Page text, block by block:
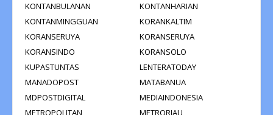
KONTANBULANAN
KONTANHARIAN
KONTANMINGGUAN
KORANKALTIM
KORANSERUYA
KORANSERUYA
KORANSINDO
KORANSOLO
KUPASTUNTAS
LENTERATODAY
MANADOPOST
MATABANUA
MDPOSTDIGITAL
MEDIAINDONESIA
METROPOLITAN
METRORIAU